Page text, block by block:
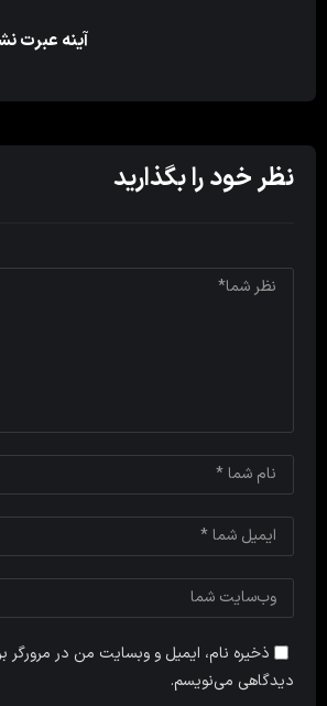
آینه عبرت
نظر خود را بگذارید
ذخیره نام، ایمیل و وبسایت من در مرورگر
دیدگاهی می‌نویسم.